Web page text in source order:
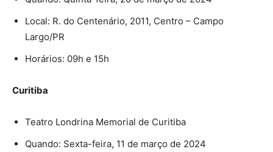
Local: R. do Centenário, 2011, Centro – Campo
Largo/PR
Horários: 09h e 15h
Curitiba
Teatro Londrina Memorial de Curitiba
Quando: Sexta-feira, 11 de março de 2024